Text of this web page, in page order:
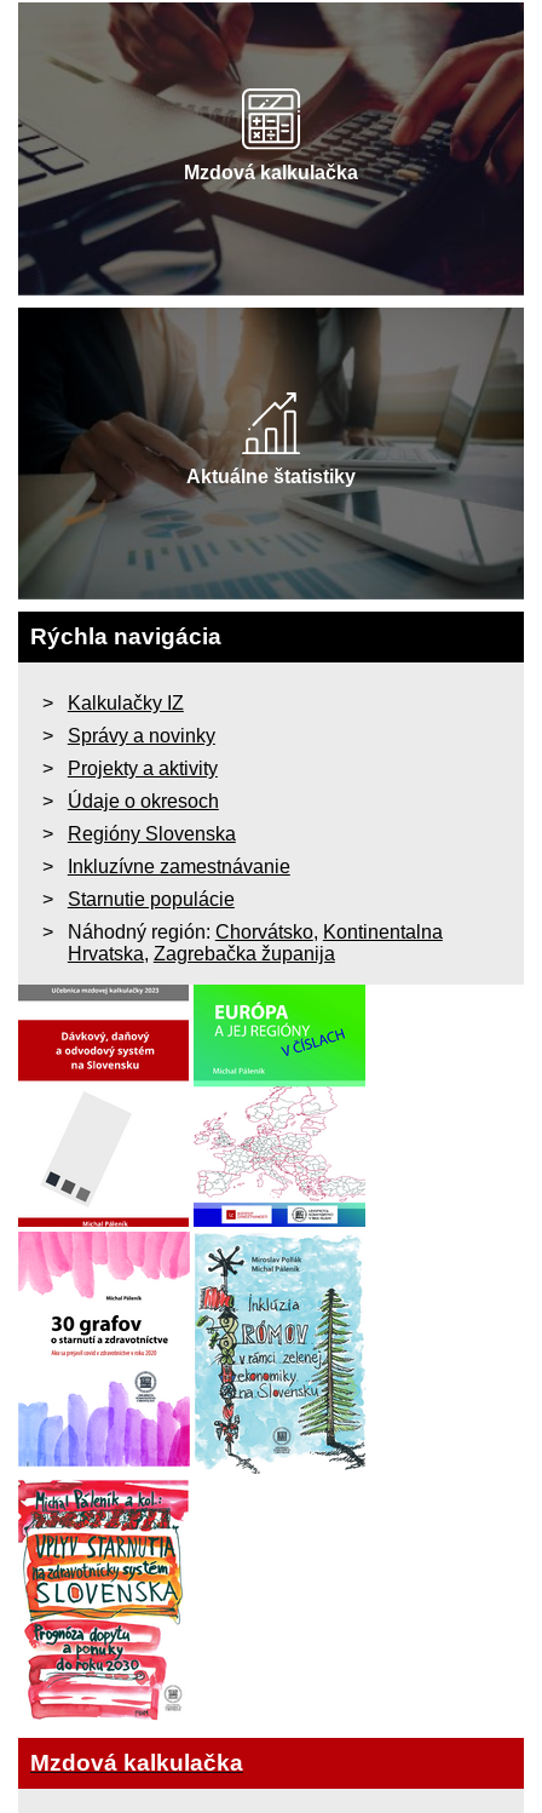
Mzdová kalkulačka
Aktuálne štatistiky
Rýchla navigácia
Kalkulačky IZ
Správy a novinky
Projekty a aktivity
Údaje o okresoch
Regióny Slovenska
Inkluzívne zamestnávanie
Starnutie populácie
Náhodný región: Chorvátsko, Kontinentalna
Hrvatska, Zagrebačka županija
Mzdová kalkulačka